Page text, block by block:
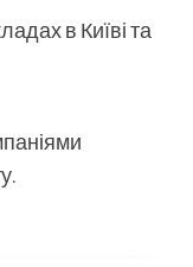
в Київі та